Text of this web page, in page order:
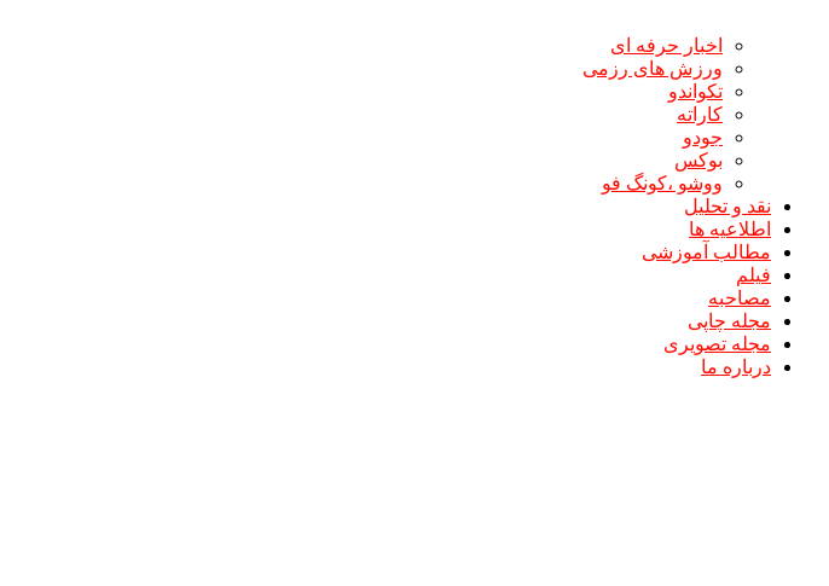
اخبار حرفه ای
ورزش های رزمی
تکواندو
کاراته
جودو
بوکس
ووشو ،کونگ فو
نقد و تحلیل
اطلاعیه ها
مطالب آموزشی
فیلم
مصاحبه
مجله چاپی
مجله تصویری
درباره ما